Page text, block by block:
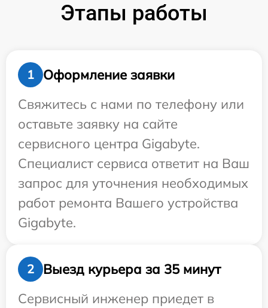
Этапы работы
1
Оформление заявки
Свяжитесь с нами по телефону или
оставьте заявку на сайте
сервисного центра Gigabyte.
Специалист сервиса ответит на Ваш
запрос для уточнения необходимых
работ ремонта Вашего устройства
Gigabyte.
2
Выезд курьера за 35 минут
Сервисный инженер приедет в